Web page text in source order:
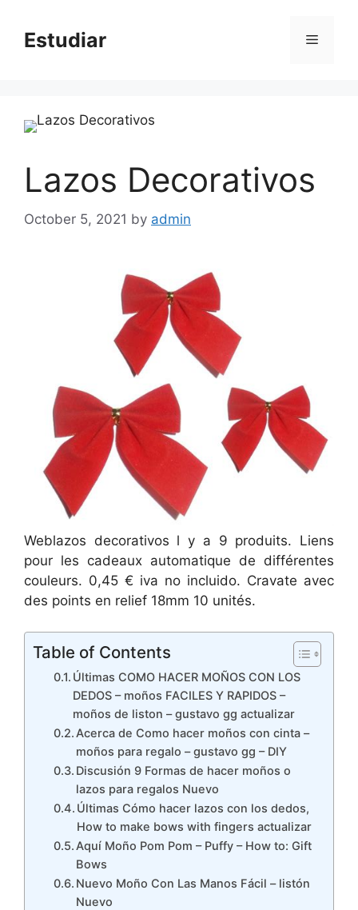
contentEstudiar Menu
Lazos Decorativos
October 5, 2021 by admin
Weblazos decorativos l y a 9 produits. Liens
pour les cadeaux automatique de différentes
couleurs. 0,45 € iva no incluido. Cravate avec
des points en relief 18mm 10 unités.
Table of Contents
Últimas COMO HACER MOÑOS CON LOS
DEDOS – moños FACILES Y RAPIDOS –
moños de liston – gustavo gg actualizar
Acerca de Como hacer moños con cinta –
moños para regalo – gustavo gg – DIY
Discusión 9 Formas de hacer moños o
lazos para regalos Nuevo
Últimas Cómo hacer lazos con los dedos,
How to make bows with fingers actualizar
Aquí Moño Pom Pom – Puffy – How to: Gift
Bows
Nuevo Moño Con Las Manos Fácil – listón
Nuevo